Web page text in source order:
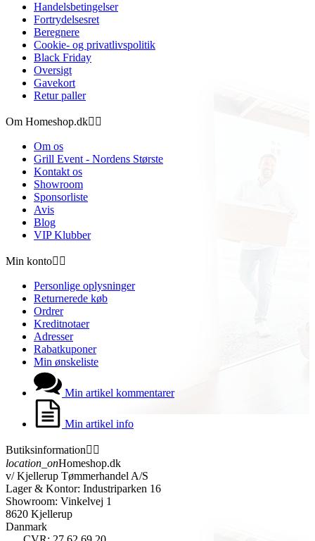
Handelsbetingelser
Fortrydelsesret
Beregnere
Cookie- og privatlivspolitik
Black Friday
Oversigt
Gavekort
Retur paller
Om Homeshop.dk 
Om os
Grill Event - Nordens Største
Kontakt os
Showroom
Sponsorliste
Avis
Blog
VIP Klubber
Min konto 
Personlige oplysninger
Returnerede køb
Ordrer
Kreditnotaer
Adresser
Rabatkuponer
Min ønskeliste
Min artikel kommentarer
Min artikel info
Butiksinformation 
location_onHomeshop.dk
v/ Kjellerup Tømmerhandel A/S
Lager & Kontor: Industriparken 16
Showroom: Vinkelvej 1
8620 Kjellerup
Danmark